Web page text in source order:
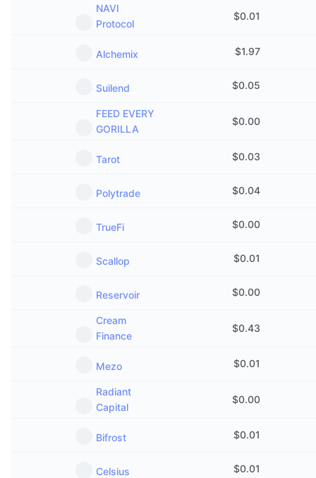
Próximas ventas
Liquidaciones
Recompensas de diamante
Calendario de ICO
Calendario de eventos
NAVI
Protocol
$0.01
Alchemix $1.97
Suilend $0.05
FEED EVERY
GORILLA
$0.00
Tarot $0.03
Polytrade $0.04
TrueFi $0.00
Scallop $0.01
Reservoir $0.00
Cream
Finance
$0.43
Mezo $0.01
Radiant
Capital
$0.00
Bifrost $0.01
Celsius $0.01